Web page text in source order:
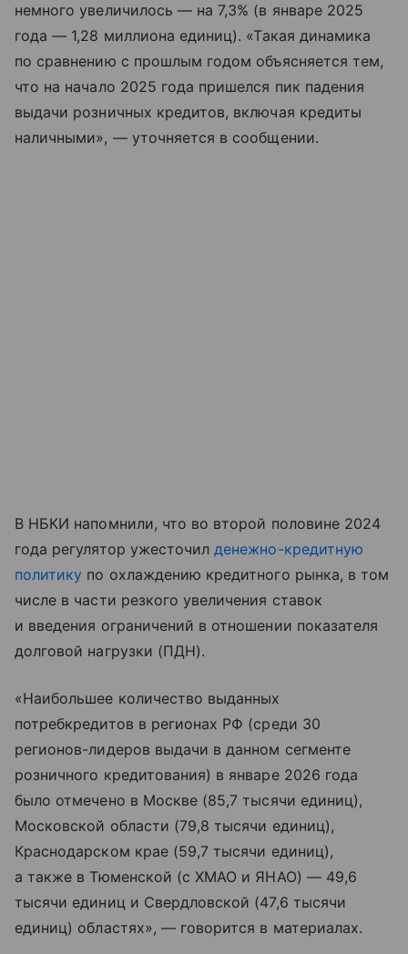
немного увеличилось — на 7,3% (в январе 2025
года — 1,28 миллиона единиц). «Такая динамика
по сравнению с прошлым годом объясняется тем,
что на начало 2025 года пришелся пик падения
выдачи розничных кредитов, включая кредиты
наличными», — уточняется в сообщении.
В НБКИ напомнили, что во второй половине 2024
года регулятор ужесточилденежно-кредитную
политику по охлаждению кредитного рынка, в том
числе в части резкого увеличения ставок
и введения ограничений в отношении показателя
долговой нагрузки (ПДН).
«Наибольшее количество выданных
потребкредитов в регионах РФ (среди 30
регионов-лидеров выдачи в данном сегменте
розничного кредитования) в январе 2026 года
было отмечено в Москве (85,7 тысячи единиц),
Московской области (79,8 тысячи единиц),
Краснодарском крае (59,7 тысячи единиц),
а также в Тюменской (с ХМАО и ЯНАО) — 49,6
тысячи единиц и Свердловской (47,6 тысячи
единиц) областях», — говорится в материалах.